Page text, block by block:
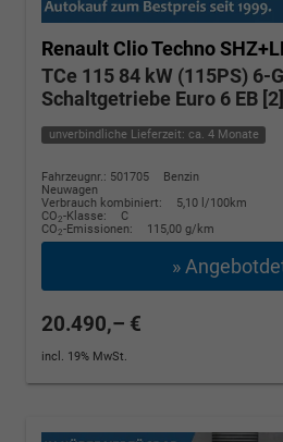
Renault ClioTechno
TCe 115 84 kW (115PS) 6-
Schaltgetriebe Euro 6 EB [2]
unverbindliche Lieferzeit: ca. 4 Monate
Fahrzeugnr.: 501705
Benzin
Neuwagen
Verbrauch kombiniert:
5,10 l/100km
CO2-Klasse:
C
CO2-Emissionen: 115,00 g/km
»
20.490,– €
incl. 19% MwSt.